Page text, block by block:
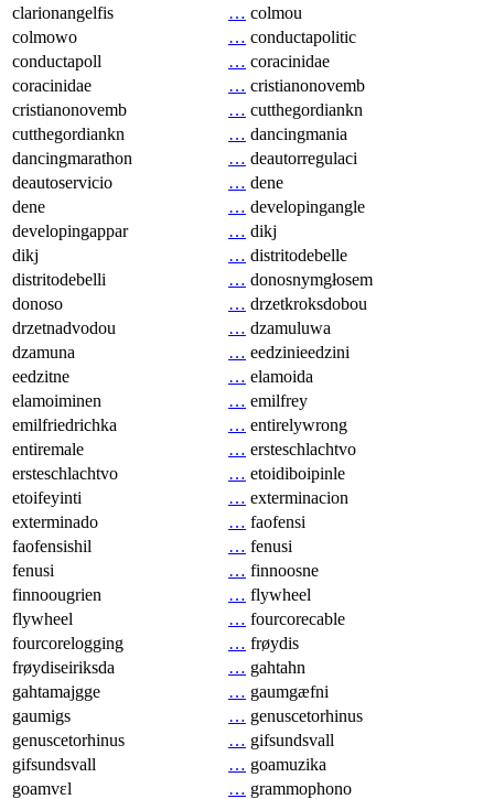
clarionangelfis
… colmou
colmowo
… conductapolitic
conductapoll
… coracinidae
coracinidae
… cristianonovemb
cristianonovemb
… cutthegordiankn
cutthegordiankn
… dancingmania
dancingmarathon
… deautorregulaci
deautoservicio
… dene
dene
… developingangle
developingappar
… dikj
dikj
… distritodebelle
distritodebelli
… donosnymgłosem
donoso
… drzetkroksdobou
drzetnadvodou
… dzamuluwa
dzamuna
… eedzinieedzini
eedzitne
… elamoida
elamoiminen
… emilfrey
emilfriedrichka
… entirelywrong
entiremale
… ersteschlachtvo
ersteschlachtvo
… etoidiboipinle
etoifeyinti
… exterminacion
exterminado
… faofensi
faofensishil
… fenusi
fenusi
… finnoosne
finnoougrien
… flywheel
flywheel
… fourcorecable
fourcorelogging
… frøydis
frøydiseiriksda
… gahtahn
gahtamajgge
… gaumgæfni
gaumigs
… genuscetorhinus
genuscetorhinus
… gifsundsvall
gifsundsvall
… goamuzika
goamvɛl
… grammophono